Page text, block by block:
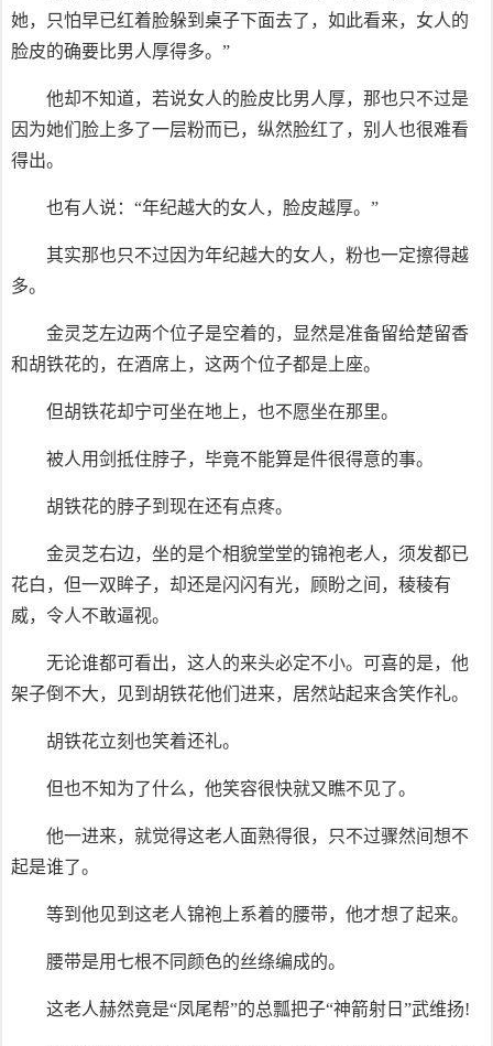
她，只怕早已红着脸躲到桌子下面去了，如此看来，女人的
脸皮的确要比男人厚得多。”
他却不知道，若说女人的脸皮比男人厚，那也只不过是
因为她们脸上多了一层粉而已，纵然脸红了，别人也很难看
得出。
也有人说：“年纪越大的女人，脸皮越厚。”
其实那也只不过因为年纪越大的女人，粉也一定擦得越
多。
金灵芝左边两个位子是空着的，显然是准备留给楚留香
和胡铁花的，在酒席上，这两个位子都是上座。
但胡铁花却宁可坐在地上，也不愿坐在那里。
被人用剑抵住脖子，毕竟不能算是件很得意的事。
胡铁花的脖子到现在还有点疼。
金灵芝右边，坐的是个相貌堂堂的锦袍老人，须发都已
花白，但一双眸子，却还是闪闪有光，顾盼之间，稜稜有
威，令人不敢逼视。
无论谁都可看出，这人的来头必定不小。可喜的是，他
架子倒不大，见到胡铁花他们进来，居然站起来含笑作礼。
胡铁花立刻也笑着还礼。
但也不知为了什么，他笑容很快就又瞧不见了。
他一进来，就觉得这老人面熟得很，只不过骤然间想不
起是谁了。
等到他见到这老人锦袍上系着的腰带，他才想了起来。
腰带是用七根不同颜色的丝绦编成的。
这老人赫然竟是“凤尾帮”的总瓢把子“神箭射日”武维扬!